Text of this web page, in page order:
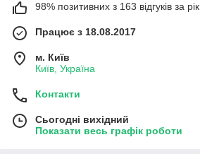
98% позитивних з 163 відгуків за рік
Працює з 18.08.2017
м. Київ
Київ, Україна
Контакти
Сьогодні вихідний
Показати весь графік роботи